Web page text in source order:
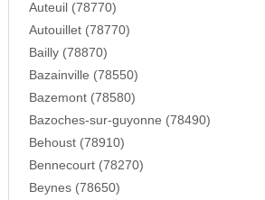
Auteuil (78770)
Autouillet (78770)
Bailly (78870)
Bazainville (78550)
Bazemont (78580)
Bazoches-sur-guyonne (78490)
Behoust (78910)
Bennecourt (78270)
Beynes (78650)